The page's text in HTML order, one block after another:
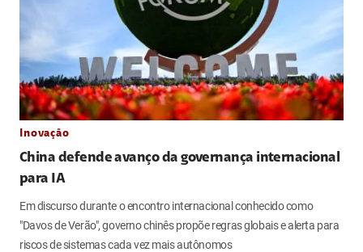
Inovação
China defende avanço da governança internacional
para IA
Em discurso durante o encontro internacional conhecido como
"Davos de Verão", governo chinês propõe regras globais e alerta para
riscos de sistemas cada vez mais autônomos